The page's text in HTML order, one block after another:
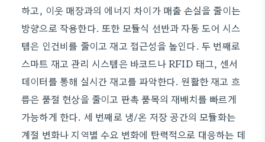
하고, 이웃 매장과의 에너지 차이가 매출 손실을 줄이는
방향으로 작용한다. 또한 모듈식 선반과 자동 도어 시스
템은 인건비를 줄이고 재고 접근성을 높인다. 두 번째로
스마트 재고 관리 시스템은 바코드나 RFID 태그, 센서
데이터를 통해 실시간 재고를 파악한다. 원활한 재고 흐
름은 품절 현상을 줄이고 판촉 품목의 재배치를 빠르게
가능하게 한다. 세 번째로 냉/온 저장 공간의 모듈화는
계절 변화나 지역별 수요 변화에 탄력적으로 대응하는 데